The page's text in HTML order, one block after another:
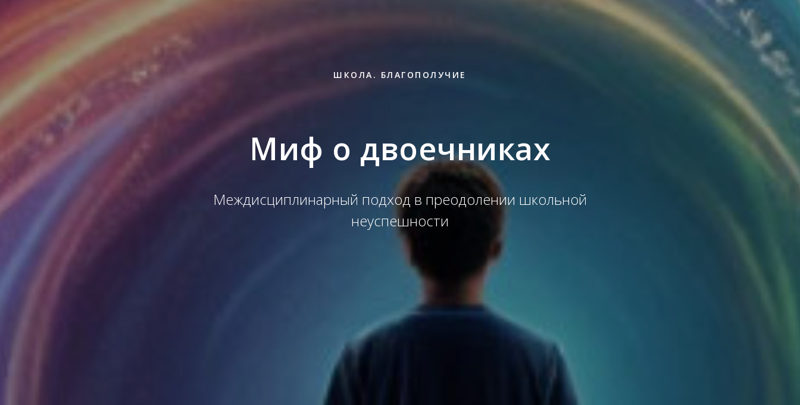
ШКОЛА. БЛАГОПОЛУЧИЕ
Миф о двоечниках
Междисциплинарный подход в преодолении школьной
неуспешности